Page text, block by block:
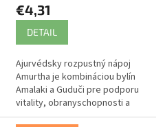
€4,31
DETAIL
Ajurvédsky rozpustný nápoj
Amurtha je kombináciou bylín
Amalaki a Guduči pre podporu
vitality, obranyschopnosti a
správnej funkcie dýchacích